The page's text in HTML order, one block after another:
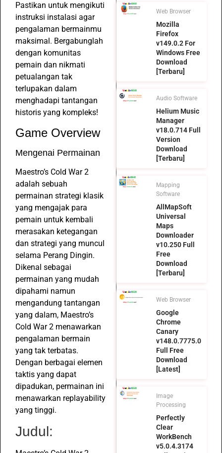
Pastikan untuk mengikuti
instruksi instalasi agar
pengalaman bermainmu
maksimal. Bergabunglah
dengan komunitas
pemain dan nikmati
petualangan tak
terlupakan dalam
menghadapi tantangan
historis yang kompleks!
Game Overview
Mengenai Permainan
Maestro’s Cold War 2
adalah sebuah
permainan strategi klasik
yang mengajak para
pemain untuk kembali
merasakan ketegangan
dan strategi yang muncul
selama Perang Dingin.
Dikenal sebagai
permainan yang mudah
dipahami namun
mengandung tantangan
yang dalam, Maestro’s
Cold War 2 menawarkan
pengalaman bermain
yang tak terbatas.
Dengan berbagai elemen
taktis yang dapat
dipadukan, permainan ini
menawarkan replayability
yang tinggi.
Judul:
Web Browser
Mozilla
Firefox
v149.0.2 For
Windows Free
Download
[Terbaru]
Audio Software
Helium Music
Manager
v18.0.714 Full
Version
Download
[Terbaru]
Mapping
Software
AllMapSoft
Universal
Maps
Downloader
v10.250 Full
Free
Download
[Terbaru]
Web Browser
Google
Chrome
Canary
v148.0.7775.0
Full Free
Download
[Latest]
Image
Processing
Perfectly
Clear
WorkBench
v5.0.4.3174